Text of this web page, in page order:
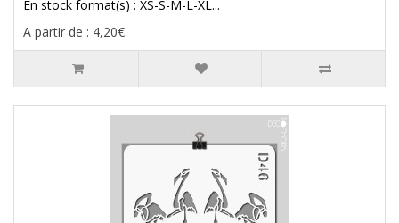
En stock format(s) : XS-S-M-L-XL...
A partir de : 4,20€